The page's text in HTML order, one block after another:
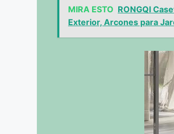
MIRA ESTO RONGQI
Exterior, Arcones para